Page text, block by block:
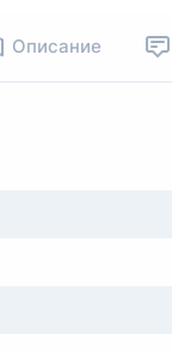
Описание